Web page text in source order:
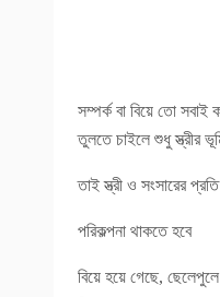
সম্পর্ক বা বিয়ে তো
তুলতে চাইলে শুধু স্ত্রীর
তাই স্ত্রী ও সংসারের
পরিকল্পনা থাকতে হবে
বিয়ে হয়ে গেছে,